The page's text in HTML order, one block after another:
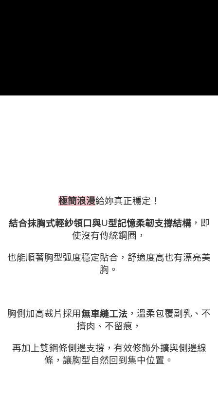
極簡浪漫給妳真正穩定！
結合抹胸式輕紗領口與U型記憶柔韌支撐結構，即
使沒有傳統鋼圈，
也能順著胸型弧度穩定貼合，舒適度高也有漂亮美
胸。
胸側加高裁片採用無車縫工法 ，溫柔包覆副乳、不
擠肉、不留痕，
再加上雙鋼條側邊支撐，有效修飾外擴與側邊線
條，讓胸型自然回到集中位置。